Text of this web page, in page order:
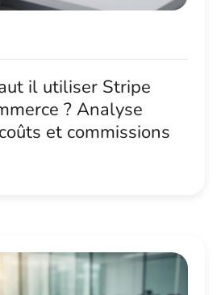
il utiliser Stripe
? Analyse
et commissions